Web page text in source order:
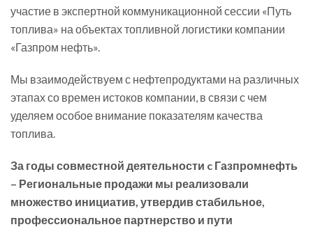
участие в экспертной коммуникационной сессии «Путь
топлива» на объектах топливной логистики компании
«Газпром нефть».
Мы взаимодействуем с нефтепродуктами на различных
этапах со времен истоков компании, в связи с чем
уделяем особое внимание показателям качества
топлива.
За годы совместной деятельности c Газпромнефть
– Региональные продажи мы реализовали
множество инициатив, утвердив стабильное,
профессиональное партнерство и пути